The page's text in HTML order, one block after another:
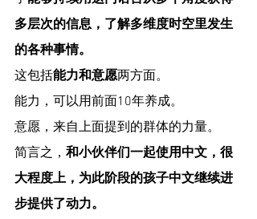
多层次的信息，了解多维度时空里发生
的各种事情。
这包括能力和意愿两方面。
能力，可以用前面10年养成。
意愿，来自上面提到的群体的力量。
简言之， 和小伙伴们一起使用中文，很
大程度上，为此阶段的孩子中文继续进
步提供了动力。